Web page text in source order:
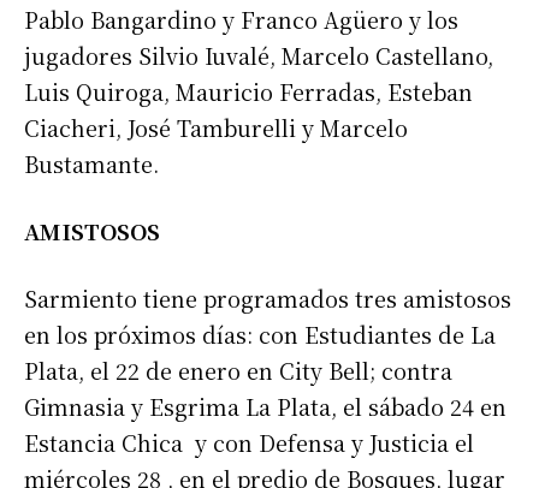
Suscribirme gratis
Dirección de correo electrónico*
Pablo Bangardino y Franco Agüero y los
jugadores Silvio Iuvalé, Marcelo Castellano,
Luis Quiroga, Mauricio Ferradas, Esteban
Ciacheri, José Tamburelli y Marcelo
Bustamante.
AMISTOSOS
Sarmiento tiene programados tres amistosos
en los próximos días: con Estudiantes de La
Plata, el 22 de enero en City Bell; contra
Gimnasia y Esgrima La Plata, el sábado 24 en
Estancia Chica y con Defensa y Justicia el
miércoles 28 , en el predio de Bosques, lugar